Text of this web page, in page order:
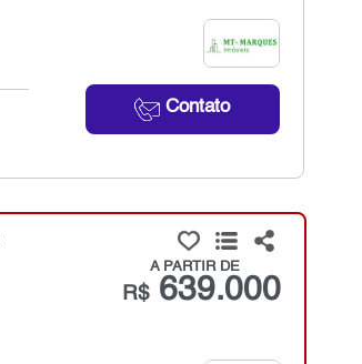
Contato
A PARTIR DE
R$639.000